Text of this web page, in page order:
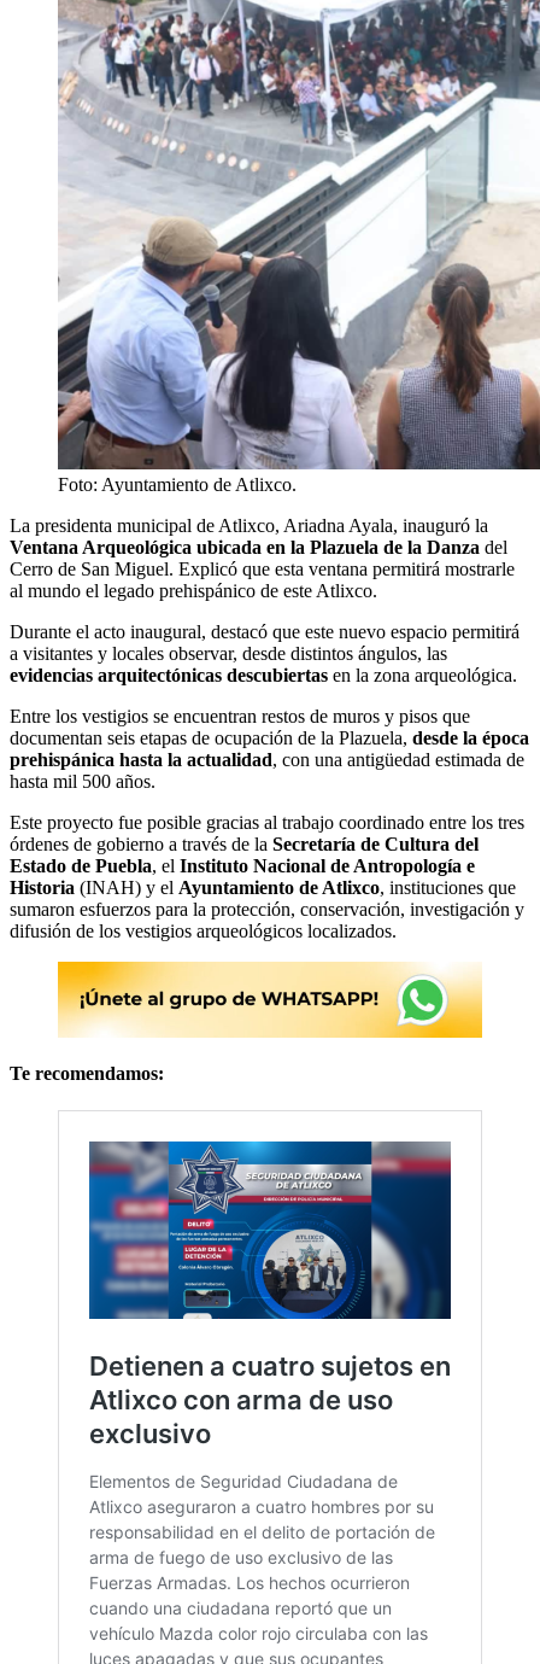
Foto: Ayuntamiento de Atlixco.
La presidenta municipal de Atlixco, Ariadna Ayala, inauguró la
Ventana Arqueológica ubicada en la Plazuela de la Danza del
Cerro de San Miguel. Explicó que esta ventana permitirá mostrarle
al mundo el legado prehispánico de este Atlixco.
Durante el acto inaugural, destacó que este nuevo espacio permitirá
a visitantes y locales observar, desde distintos ángulos, las
evidencias arquitectónicas descubiertas en la zona arqueológica.
Entre los vestigios se encuentran restos de muros y pisos que
documentan seis etapas de ocupación de la Plazuela, desde la época
prehispánica hasta la actualidad, con una antigüedad estimada de
hasta mil 500 años.
Este proyecto fue posible gracias al trabajo coordinado entre los tres
órdenes de gobierno a través de la Secretaría de Cultura del
Estado de Puebla, el Instituto Nacional de Antropología e
Historia (INAH) y el Ayuntamiento de Atlixco, instituciones que
sumaron esfuerzos para la protección, conservación, investigación y
difusión de los vestigios arqueológicos localizados.
Te recomendamos: